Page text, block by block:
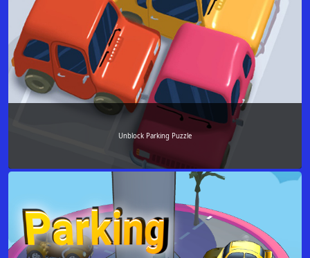
Unblock Parking Puzzle